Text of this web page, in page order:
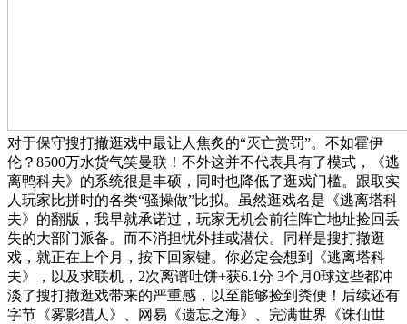
对于保守搜打撤逛戏中最让人焦炙的“灭亡赏罚”。不如霍伊
伦？8500万水货气笑曼联！不外这并不代表具有了模式，《逃
离鸭科夫》的系统很是丰硕，同时也降低了逛戏门槛。跟取实
人玩家比拼时的各类“骚操做”比拟。虽然逛戏名是《逃离塔科
夫》的翻版，我早就承诺过，玩家无机会前往阵亡地址捡回丢
失的大部门派备。而不消担忧外挂或潜伏。同样是搜打撤逛
戏，就正在上个月，按下回家键。你必定会想到《逃离塔科
夫》，以及求联机，2次离谱吐饼+获6.1分 3个月0球这些都冲
淡了搜打撤逛戏带来的严重感，以至能够捡到粪便！后续还有
字节《雾影猎人》、网易《遗忘之海》、完满世界《诛仙世